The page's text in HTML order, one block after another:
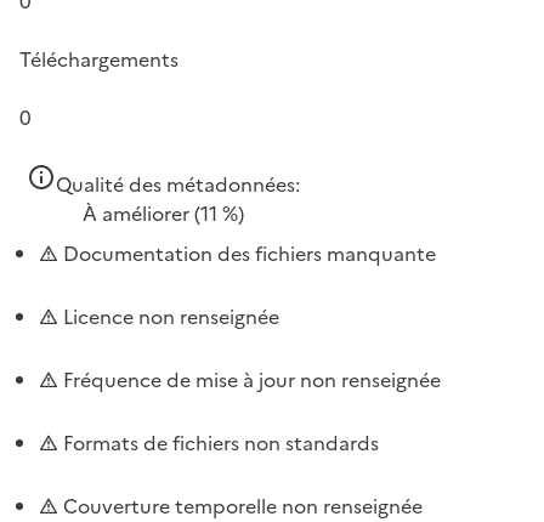
Téléchargements
0
Qualité des métadonnées:
À améliorer(11 %)
Documentation des fichiers manquante
Licence non renseignée
Fréquence de mise à jour non renseignée
Formats de fichiers non standards
Couverture temporelle non renseignée